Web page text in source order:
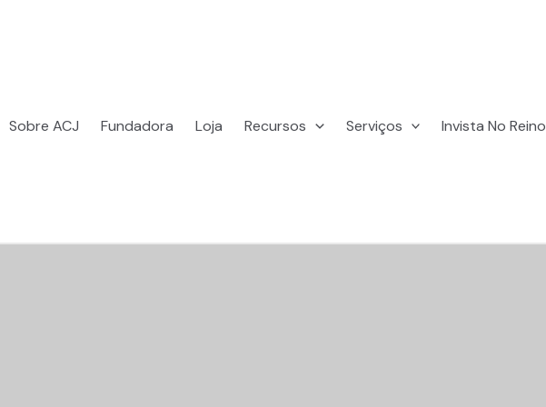
Sobre ACJ Fundadora Loja Recursos Serviços Invista No Reino